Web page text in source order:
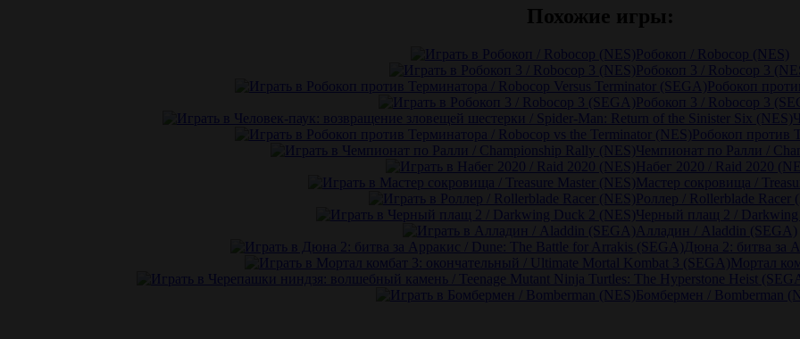
Похожие игры:
Робокоп / Robocop (NES)
Робокоп 3 / Robocop 3
Робокоп
Робокоп 3 / Robocop 3
Робокоп против
Чемпионат по Ралли /
Набег 2020 / Raid 2020
Мастер сокровища /
Роллер / Rollerblade Racer
Черный плащ 2 /
Алладин / Aladdin (SEGA)
Дюна 2: битва за
Мортал
Бомбермен / Bomberman